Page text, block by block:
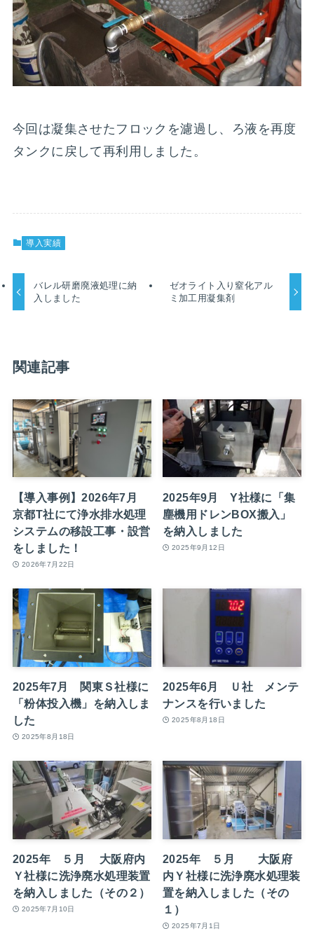
今回は凝集させたフロックを濾過し、ろ液を再度
タンクに戻して再利用しました。
導入実績
バレル研磨廃液処理に納
入しました
ゼオライト入り窒化アル
ミ加工用凝集剤
関連記事
【導入事例】2026年7月
京都T社にて浄水排水処理
システムの移設工事・設営
をしました！
2026年7月22日
2025年9月 Y社様に「集
塵機用ドレンBOX搬入」
を納入しました
2025年9月12日
2025年7月 関東Ｓ社様に
「粉体投入機」を納入しま
した
2025年8月18日
2025年6月 Ｕ社 メンテ
ナンスを行いました
2025年8月18日
2025年 ５月 大阪府内
Ｙ社様に洗浄廃水処理装置
を納入しました（その２）
2025年7月10日
2025年 ５月 大阪府
内Ｙ社様に洗浄廃水処理装
置を納入しました（その
１）
2025年7月1日